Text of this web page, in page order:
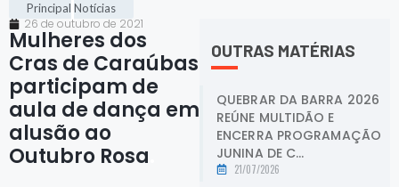
Principal Notícias
26 de outubro de 2021
Mulheres dos
Cras de Caraúbas
participam de
aula de dança em
alusão ao
Outubro Rosa
OUTRAS MATÉRIAS
QUEBRAR DA BARRA 2026
REÚNE MULTIDÃO E
ENCERRA PROGRAMAÇÃO
JUNINA DE C...
21/07/2026